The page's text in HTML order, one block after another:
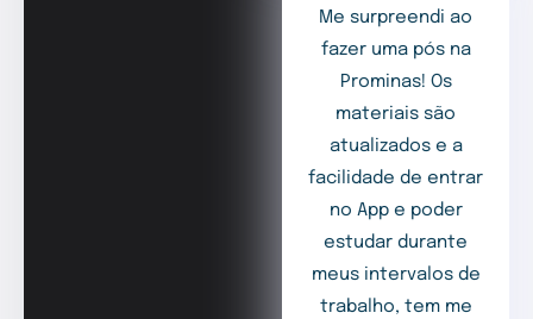
Me surpreendi ao
fazer uma pós na
Prominas! Os
materiais são
atualizados e a
facilidade de entrar
no App e poder
estudar durante
meus intervalos de
trabalho, tem me